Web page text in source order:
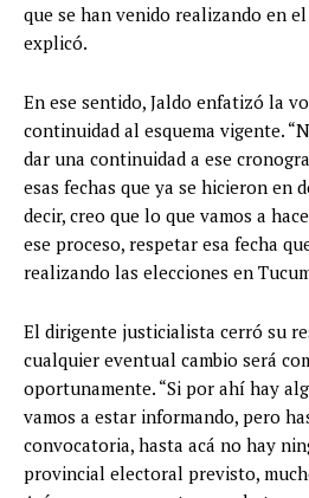
que se han venido realizando en el
explicó.
En ese sentido, Jaldo enfatizó la
continuidad al esquema vigente.
dar una continuidad a ese
esas fechas que ya se hicieron en
decir, creo que lo que vamos a
ese proceso, respetar esa fecha
realizando las elecciones en
El dirigente justicialista cerró su
cualquier eventual cambio será
oportunamente. “Si por ahí hay
vamos a estar informando, pero
convocatoria, hasta acá no hay
provincial electoral previsto,